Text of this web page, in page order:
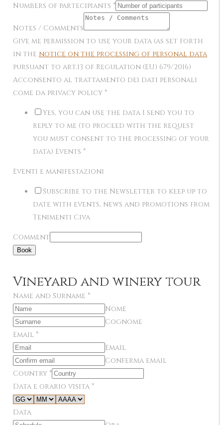
Numbers of partecipiants *
Notes / Comments
Give me permission to use your data (as set forth
in the notice on the processing of personal data
pursuant to art.13 of Regulation (EU) 679/2016)
Acconsento al trattamento dei dati personali
come da privacy policy *
Yes, you can use the data I send you to
reply to me (to proceed with the request
you must consent to the processing of your
data) Events *
Eventi e manifestazioni
Subscribe to the Newsletter to keep up to
date with events, news and promotions from
Tenimenti Civa
Comment
Book
Vineyard and winery tour
Name and Surname *
Nome
Cognome
Email *
Email
Conferma email
Country *
Data e orario visita *
Data